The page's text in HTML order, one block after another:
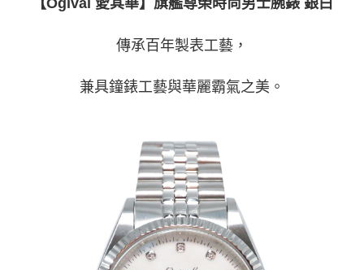
傳承百年製表工藝，
兼具鐘錶工藝與華麗霸氣之美。